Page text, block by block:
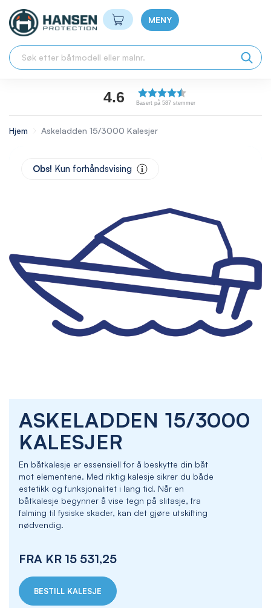
Min handlekurv
MENY
4.6 Basert på 587 stemmer
Hjem Askeladden 15/3000 Kalesjer
ASKELADDEN 15/3000
KALESJER
En båtkalesje er essensiell for å beskytte din båt
mot elementene. Med riktig kalesje sikrer du både
estetikk og funksjonalitet i lang tid. Når en
båtkalesje begynner å vise tegn på slitasje, fra
falming til fysiske skader, kan det gjøre utskifting
nødvendig.
FRA KR 15 531,25
BESTILL KALESJE
Obs! Kun forhåndsvising
the
beginning
the
images
gallery